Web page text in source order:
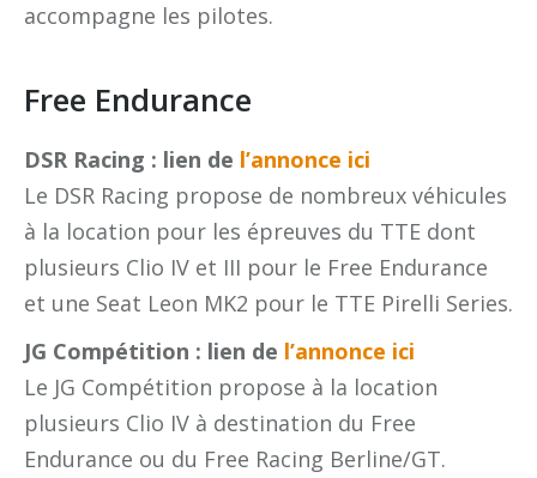
accompagne les pilotes.
Free Endurance
DSR Racing : lien de l’annonce ici
Le DSR Racing propose de nombreux véhicules
à la location pour les épreuves du TTE dont
plusieurs Clio IV et III pour le Free Endurance
et une Seat Leon MK2 pour le TTE Pirelli Series.
JG Compétition : lien de l’annonce ici
Le JG Compétition propose à la location
plusieurs Clio IV à destination du Free
Endurance ou du Free Racing Berline/GT.